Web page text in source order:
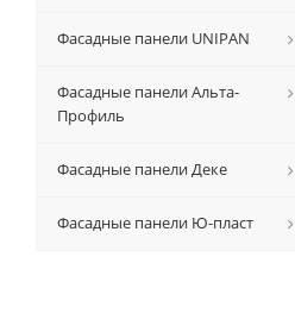
Фасадные панели UNIPAN
Фасадные панели Альта-
Профиль
Фасадные панели Деке
Фасадные панели Ю-пласт